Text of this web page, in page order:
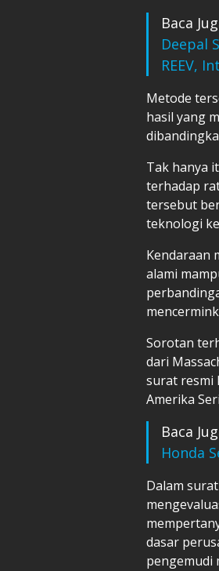
Baca
Deepal
REEV,
Metode
hasil yang
Tak hanya
terhadap
tersebut
teknologi
Kendaraan
alami
Sorotan
dari
surat resmi
Amerika
Baca
Honda
Dalam
dasar
pengemudi